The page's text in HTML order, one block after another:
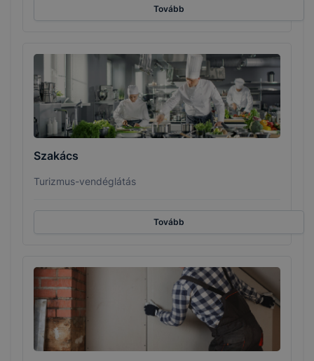
Tovább
Szakács
Turizmus-vendéglátás
Tovább